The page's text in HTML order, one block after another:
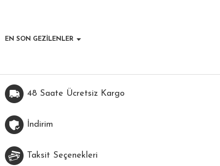
EN SON GEZİLENLER
48 Saate Ücretsiz Kargo
İndirim
Taksit Seçenekleri